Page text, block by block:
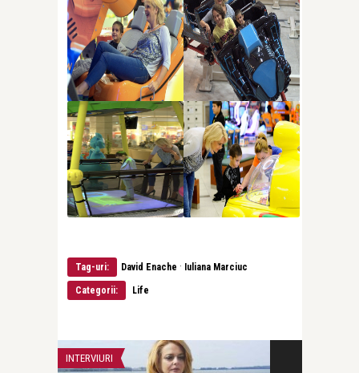
Tag-uri: David Enache · Iuliana Marciuc
Categorii: Life
INTERVIURI